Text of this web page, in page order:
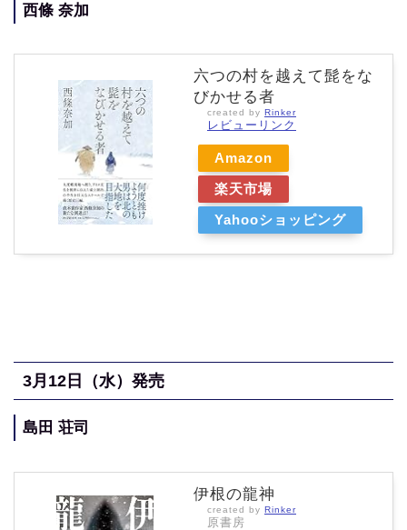
西條 奈加
六つの村を越えて髭をな
びかせる者
created by Rinker
レビューリンク
Amazon
楽天市場
Yahooショッピング
3月12日（水）発売
島田 荘司
伊根の龍神
created by Rinker
原書房